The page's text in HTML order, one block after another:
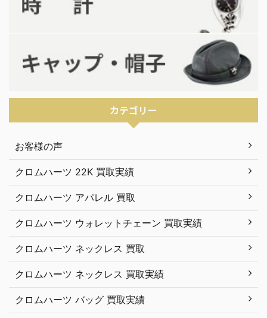
カテゴリー
お客様の声
クロムハーツ 22K 買取実績
クロムハーツ アパレル 買取
クロムハーツ ウォレットチェーン 買取実績
クロムハーツ ネックレス 買取
クロムハーツ ネックレス 買取実績
クロムハーツ バッグ 買取実績